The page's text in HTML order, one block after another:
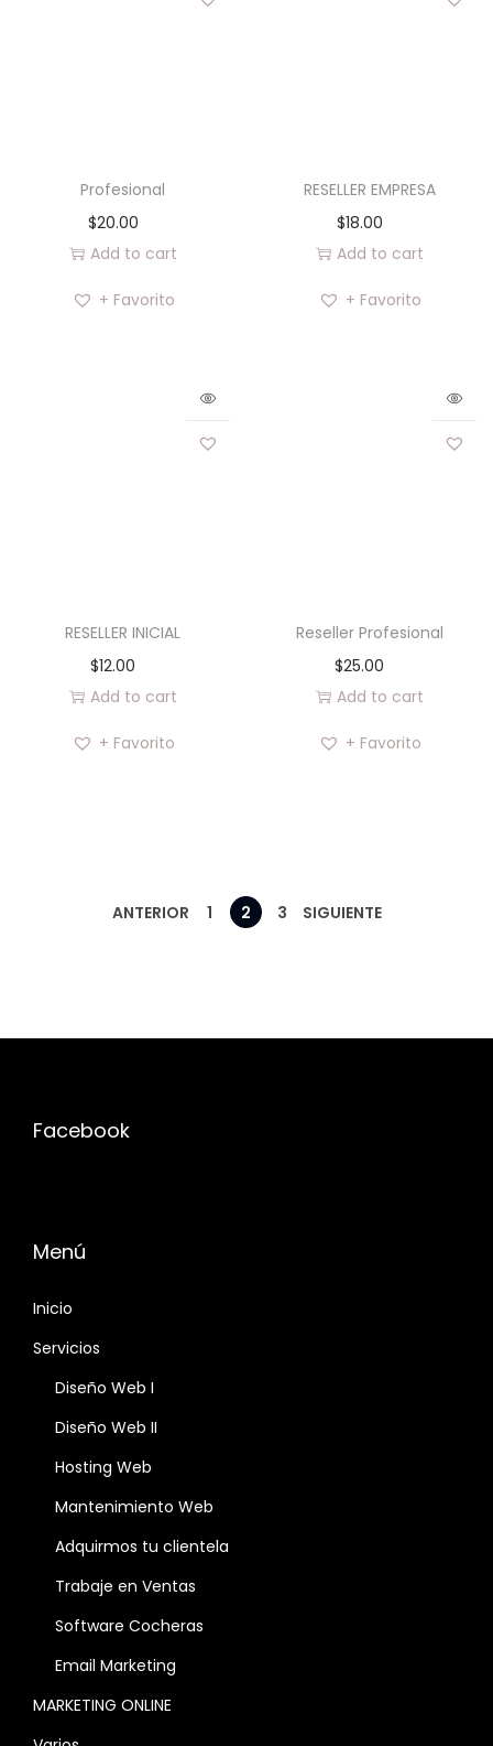
Profesional
$20.00
Add to cart
+ Favorito
RESELLER EMPRESA
$18.00
Add to cart
+ Favorito
RESELLER INICIAL
$12.00
Add to cart
+ Favorito
Reseller Profesional
$25.00
Add to cart
+ Favorito
ANTERIOR 1 2 3 SIGUIENTE
Facebook
Menú
Inicio
Servicios
Diseño Web I
Diseño Web II
Hosting Web
Mantenimiento Web
Adquirmos tu clientela
Trabaje en Ventas
Software Cocheras
Email Marketing
MARKETING ONLINE